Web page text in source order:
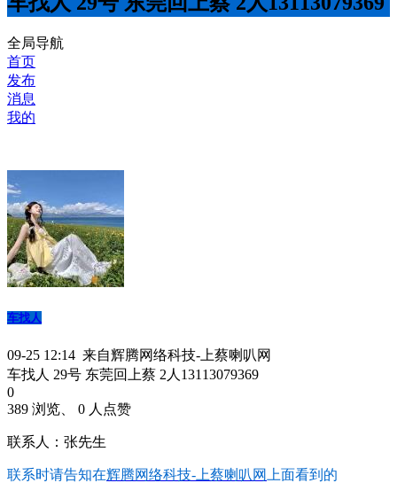
全局导航
首页
发布
消息
我的
车找人
09-25 12:14 来自辉腾网络科技-上蔡喇叭网
车找人 29号 东莞回上蔡 2人13113079369
0
389 浏览、 0 人点赞
联系人：张先生
联系时请告知在辉腾网络科技-上蔡喇叭网 上面看到的